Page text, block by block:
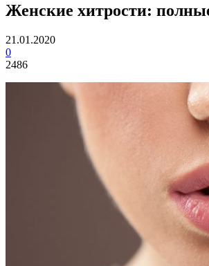
Женские хитрости:
21.01.2020
0
2486